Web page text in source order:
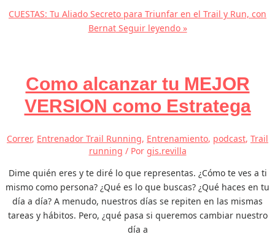
CUESTAS: Tu Aliado Secreto para Triunfar en el Trail y Run, con
BernatSeguir leyendo »
Como alcanzar tu MEJOR
VERSION como Estratega
Correr, Entrenador Trail Running, Entrenamiento, podcast, Trail
running / Por gis.revilla
Dime quién eres y te diré lo que representas. ¿Cómo te ves a ti
mismo como persona? ¿Qué es lo que buscas? ¿Qué haces en tu
día a día? A menudo, nuestros días se repiten en las mismas
tareas y hábitos. Pero, ¿qué pasa si queremos cambiar nuestro
día a